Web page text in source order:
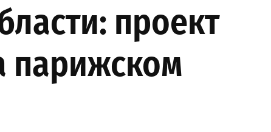
проект
парижском